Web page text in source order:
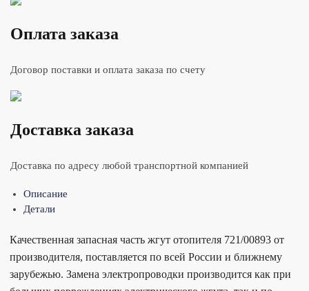
Оплата заказа
Договор поставки и оплата заказа по счету
Доставка заказа
Доставка по адресу любой транспортной компанией
Описание
Детали
Качественная запасная часть жгут отопителя 721/00893 от
производителя, поставляется по всей России и ближнему
зарубежью. Замена электропроводки производится как при